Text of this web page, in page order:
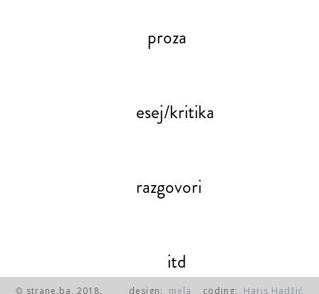
proza
esej/kritika
razgovori
itd
© strane.ba, 2018. design: mela coding: Haris Hadžić